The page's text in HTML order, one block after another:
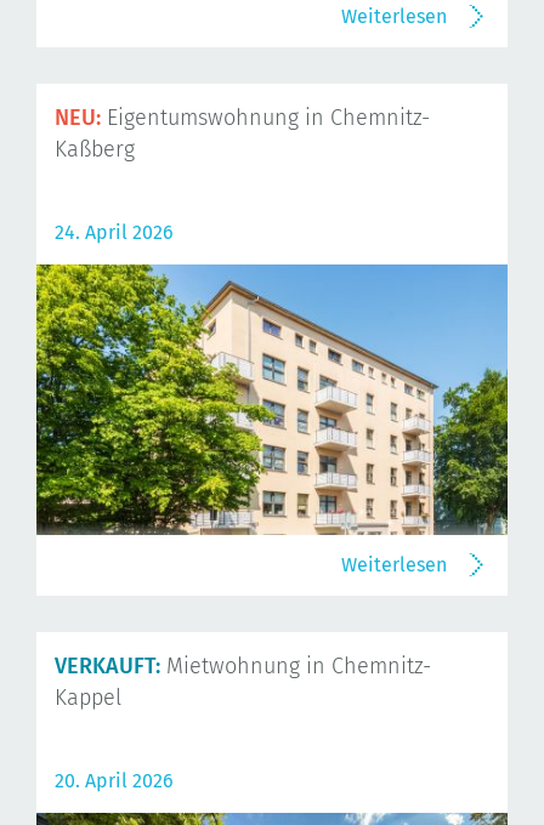
Weiterlesen
NEU: Eigentumswohnung in Chemnitz-
Kaßberg
24. April 2026
Weiterlesen
VERKAUFT: Mietwohnung in Chemnitz-
Kappel
20. April 2026